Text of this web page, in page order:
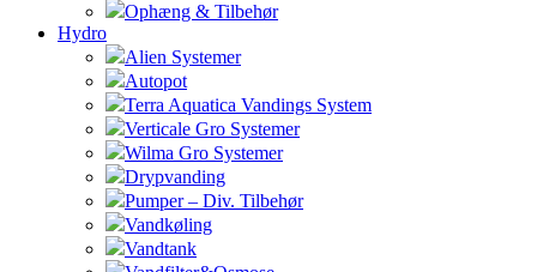
Ophæng & Tilbehør
Hydro
Alien Systemer
Autopot
Terra Aquatica Vandings System
Verticale Gro Systemer
Wilma Gro Systemer
Drypvanding
Pumper – Div. Tilbehør
Vandkøling
Vandtank